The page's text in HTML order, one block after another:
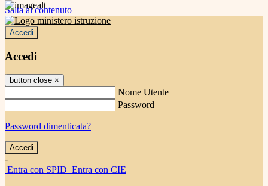
Salta al contenuto
Accedi
Accedi
button close ×
Nome Utente
Password
Password dimenticata?
-
Entra con SPID Entra con CIE